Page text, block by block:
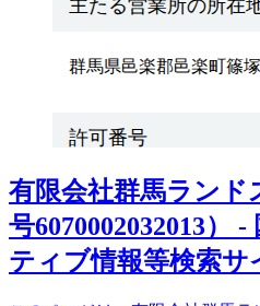
有限会社群馬ランド
号6070002032013
ティブ情報等検索サ